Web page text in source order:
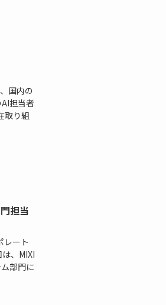
国内の
担当者
取り組
担当
レート
、MIXI
部門に